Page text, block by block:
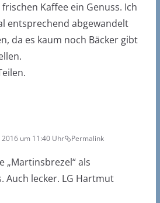
Kaffee ein Genuss. Ich
entsprechend abgewandelt
da es kaum noch Bäcker gibt
um 11:40 Uhr Permalink
„Martinsbrezel“ als
Auch lecker. LG Hartmut